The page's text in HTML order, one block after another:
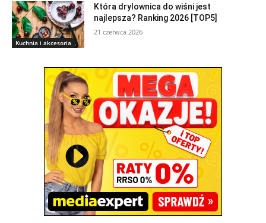
Kuchnia i akcesoria
Która drylownica do wiśni jest
najlepsza? Ranking 2026 [TOP5]
21 czerwca 2026